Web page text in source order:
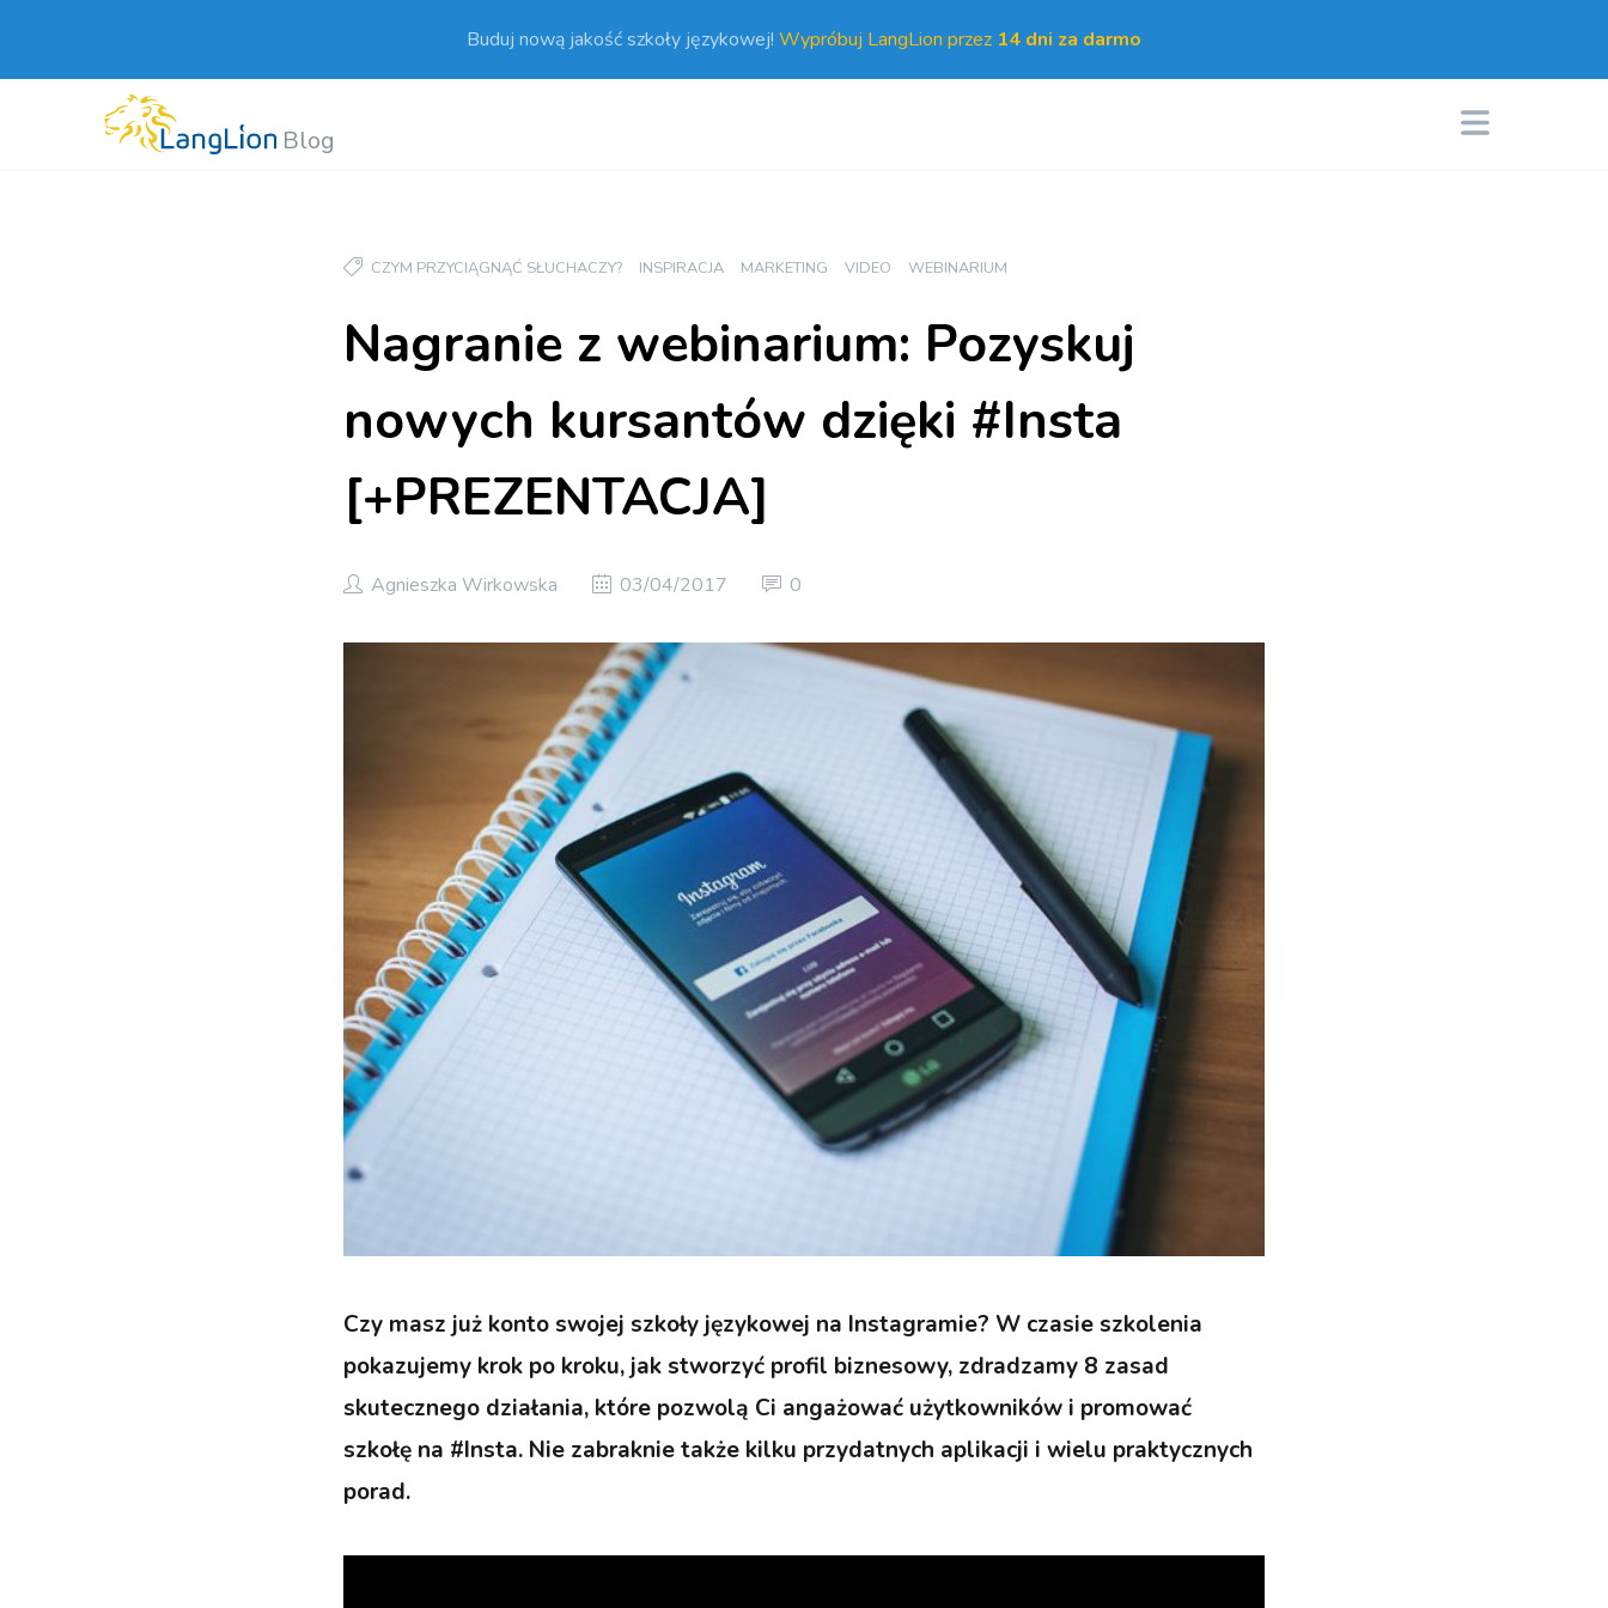
Buduj nową jakość szkoły językowej! Wypróbuj LangLion przez 14 dni za darmo
Blog
CZYM PRZYCIĄGNĄĆ SŁUCHACZY? INSPIRACJA MARKETING VIDEO WEBINARIUM
Nagranie z webinarium: Pozyskuj
nowych kursantów dzięki #Insta
[+PREZENTACJA]
Agnieszka Wirkowska 03/04/2017 0
Czy masz już konto swojej szkoły językowej na Instagramie? W czasie szkolenia
pokazujemy krok po kroku, jak stworzyć profil biznesowy, zdradzamy 8 zasad
skutecznego działania, które pozwolą Ci angażować użytkowników i promować
szkołę na #Insta. Nie zabraknie także kilku przydatnych aplikacji i wielu praktycznych
porad.